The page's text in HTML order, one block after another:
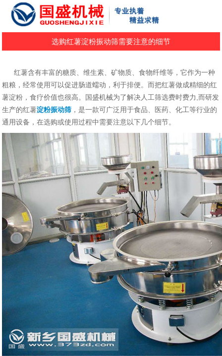
选购红薯淀粉振动筛需要注意的细节
红薯含有丰富的糖质、维生素、矿物质、食物纤维等，它作为一种
粗粮，经常使用可以促进肠道蠕动，利于排便。而把红薯做成精细的红
薯淀粉，食疗价值也很高。国盛机械为了解决人工筛选费时费力,而研发
生产的红薯淀粉振动筛 ，是一款可广泛用于食品、医药、化工等行业的
通用设备，在选购或使用过程中需要注意以下几个细节。